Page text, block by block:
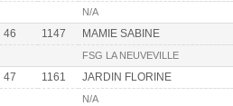
N/A
46 1147 MAMIE SABINE
FSG LA NEUVEVILLE
47 1161 JARDIN FLORINE
N/A